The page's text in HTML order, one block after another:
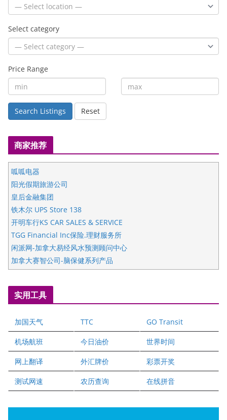
Select category
Price Range
Search Listings Reset
商家推荐
呱呱电器
阳光假期旅游公司
皇后金融集团
铁木尔 UPS Store 138
开明车行KS CAR SALES & SERVICE
TGG Financial Inc保险.理财服务所
闲派网-加拿大易经风水预测顾问中心
加拿大赛智公司-脑保健系列产品
五星国艺拍卖及评估公司
国际注册执业营养师公会
爱德华连锁酒店万锦分店
健健宝公司
二十一世纪美联地产公司
全球趋势移民留学
盛达资本
正点印艺设计
实用工具
加国天气 TTC GO Transit
机场航班 今日油价 世界时间
网上翻译 外汇牌价 彩票开奖
测试网速 农历查询 在线拼音